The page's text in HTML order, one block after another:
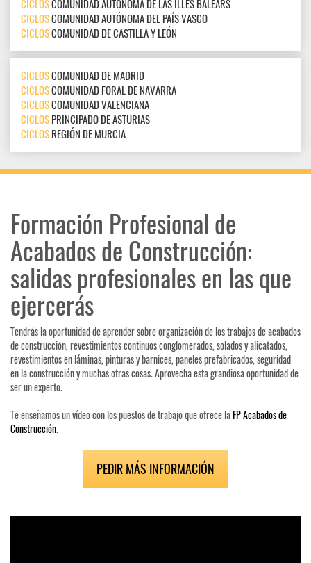
CICLOSCOMUNIDAD AUTÓNOMA DE LAS ILLES BALEARS
CICLOSCOMUNIDAD AUTÓNOMA DEL PAÍS VASCO
CICLOSCOMUNIDAD DE CASTILLA Y LEÓN
CICLOSCOMUNIDAD DE MADRID
CICLOSCOMUNIDAD FORAL DE NAVARRA
CICLOSCOMUNIDAD VALENCIANA
CICLOSPRINCIPADO DE ASTURIAS
CICLOSREGIÓN DE MURCIA
Formación Profesional de
Acabados de Construcción:
salidas profesionales en las que
ejercerás
Tendrás la oportunidad de aprender sobre organización de los trabajos de acabados
de construcción, revestimientos continuos conglomerados, solados y alicatados,
revestimientos en láminas, pinturas y barnices, paneles prefabricados, seguridad
en la construcción y muchas otras cosas. Aprovecha esta grandiosa oportunidad de
ser un experto.
Te enseñamos un vídeo con los puestos de trabajo que ofrece laFP Acabados de
Construcción.
PEDIR MÁS INFORMACIÓN